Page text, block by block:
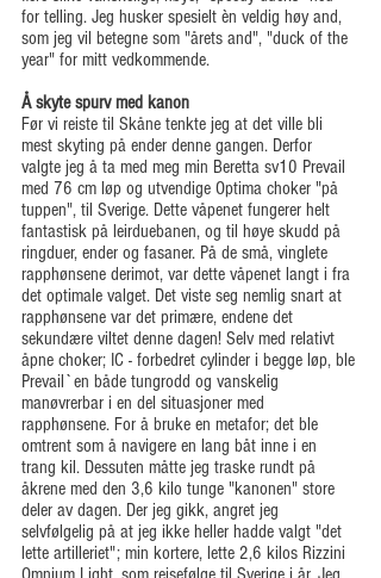
for telling. Jeg husker spesielt èn veldig høy and,
som jeg vil betegne som "årets and", "duck of the
year" for mitt vedkommende.
Å skyte spurv med kanon
Før vi reiste til Skåne tenkte jeg at det ville bli
mest skyting på ender denne gangen. Derfor
valgte jeg å ta med meg min Beretta sv10 Prevail
med 76 cm løp og utvendige Optima choker "på
tuppen", til Sverige. Dette våpenet fungerer helt
fantastisk på leirduebanen, og til høye skudd på
ringduer, ender og fasaner. På de små, vinglete
rapphønsene derimot, var dette våpenet langt i fra
det optimale valget. Det viste seg nemlig snart at
rapphønsene var det primære, endene det
sekundære viltet denne dagen! Selv med relativt
åpne choker; IC - forbedret cylinder i begge løp, ble
Prevail`en både tungrodd og vanskelig
manøvrerbar i en del situasjoner med
rapphønsene. For å bruke en metafor; det ble
omtrent som å navigere en lang båt inne i en
trang kil. Dessuten måtte jeg traske rundt på
åkrene med den 3,6 kilo tunge "kanonen" store
deler av dagen. Der jeg gikk, angret jeg
selvfølgelig på at jeg ikke heller hadde valgt "det
lette artilleriet"; min kortere, lette 2,6 kilos Rizzini